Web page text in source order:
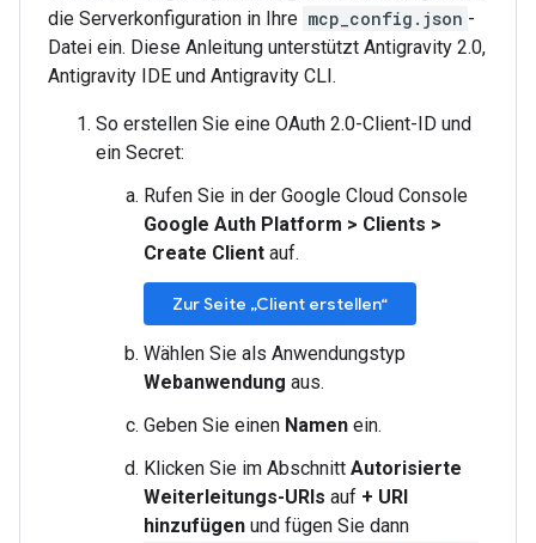
die Serverkonfiguration in Ihre mcp_config.json -
Datei ein. Diese Anleitung unterstützt Antigravity 2.0,
Antigravity IDE und Antigravity CLI.
So erstellen Sie eine OAuth 2.0-Client-ID und
ein Secret:
Rufen Sie in der Google Cloud Console
Google Auth Platform > Clients >
Create Client auf.
Zur Seite „Client erstellen“
Wählen Sie als Anwendungstyp
Webanwendung aus.
Geben Sie einen Namen ein.
Klicken Sie im Abschnitt Autorisierte
Weiterleitungs-URIs auf + URI
hinzufügen und fügen Sie dann